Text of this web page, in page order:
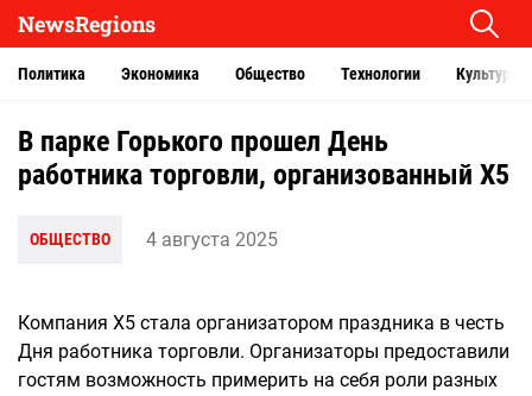
NewsRegions
Политика Экономика Общество Технологии Культура
В парке Горького прошел День
работника торговли, организованный Х5
ОБЩЕСТВО 4 августа 2025
Компания Х5 стала организатором праздника в честь
Дня работника торговли. Организаторы предоставили
гостям возможность примерить на себя роли разных